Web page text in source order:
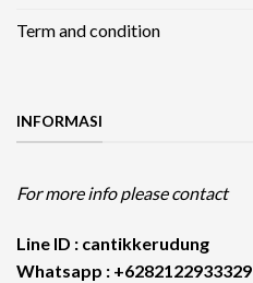
Term and condition
INFORMASI
For more info please contact
Line ID : cantikkerudung
Whatsapp : +6282122933329